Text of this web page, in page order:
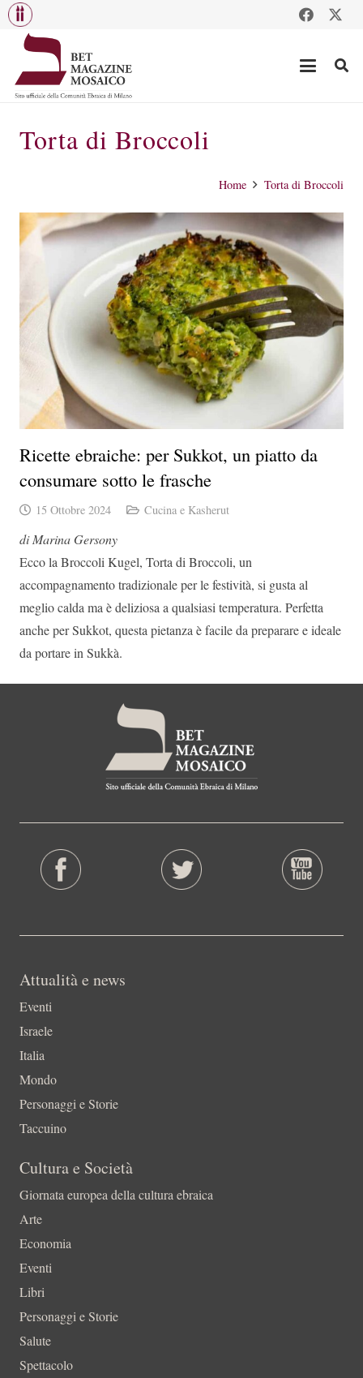
Torta di Broccoli
Home Torta di Broccoli
Ricette ebraiche: per Sukkot, un piatto da
consumare sotto le frasche
15 Ottobre 2024 Cucina e Kasherut
di Marina Gersony
Ecco la Broccoli Kugel, Torta di Broccoli, un
accompagnamento tradizionale per le festività, si gusta al
meglio calda ma è deliziosa a qualsiasi temperatura. Perfetta
anche per Sukkot, questa pietanza è facile da preparare e ideale
da portare in Sukkà.
Attualità e news
Eventi
Israele
Italia
Mondo
Personaggi e Storie
Taccuino
Cultura e Società
Giornata europea della cultura ebraica
Arte
Economia
Eventi
Libri
Personaggi e Storie
Salute
Spettacolo